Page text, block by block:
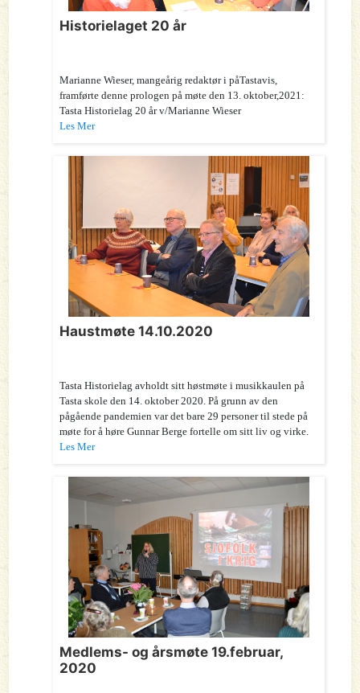
Historielaget 20 år
Marianne Wieser, mangeårig redaktør i påTastavis,
framførte denne prologen på møte den 13. oktober,2021:
Tasta Historielag 20 år v/Marianne Wieser
Les Mer
Haustmøte 14.10.2020
Tasta Historielag avholdt sitt høstmøte i musikkaulen på
Tasta skole den 14. oktober 2020. På grunn av den
pågående pandemien var det bare 29 personer til stede på
møte for å høre Gunnar Berge fortelle om sitt liv og virke.
Les Mer
Medlems- og årsmøte 19.februar,
2020